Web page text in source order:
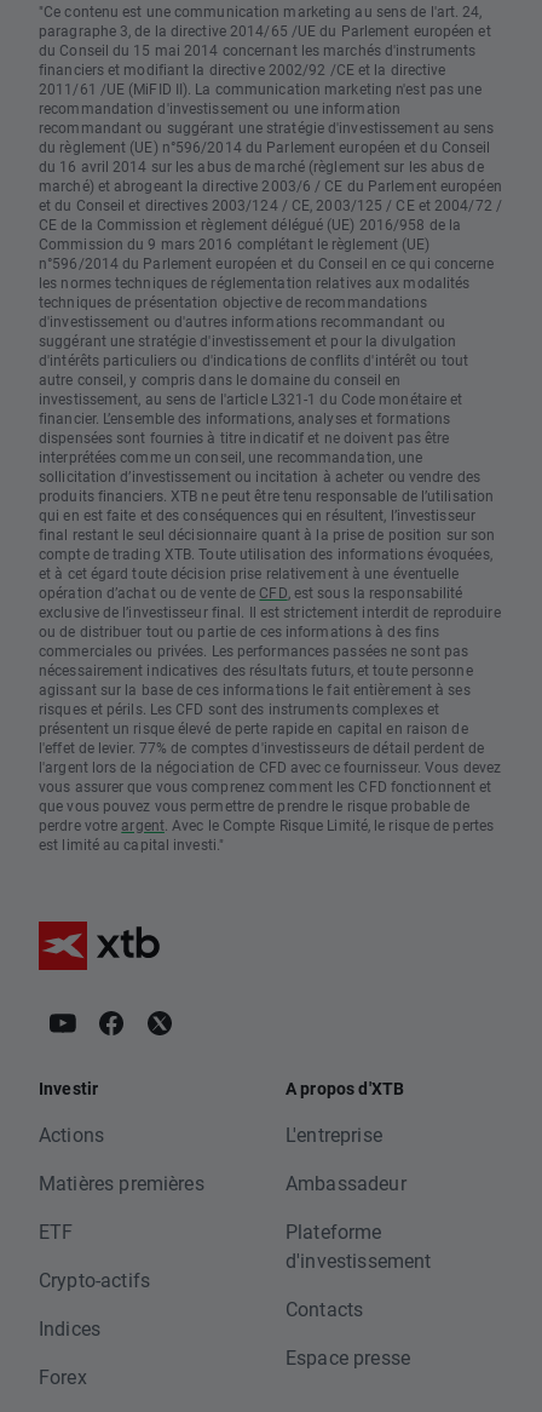
"Ce contenu est une communication marketing au sens de l'art. 24,
paragraphe 3, de la directive 2014/65 /UE du Parlement européen et
du Conseil du 15 mai 2014 concernant les marchés d'instruments
financiers et modifiant la directive 2002/92 /CE et la directive
2011/61 /UE (MiFID II). La communication marketing n'est pas une
recommandation d'investissement ou une information
recommandant ou suggérant une stratégie d'investissement au sens
du règlement (UE) n°596/2014 du Parlement européen et du Conseil
du 16 avril 2014 sur les abus de marché (règlement sur les abus de
marché) et abrogeant la directive 2003/6 / CE du Parlement européen
et du Conseil et directives 2003/124 / CE, 2003/125 / CE et 2004/72 /
CE de la Commission et règlement délégué (UE) 2016/958 de la
Commission du 9 mars 2016 complétant le règlement (UE)
n°596/2014 du Parlement européen et du Conseil en ce qui concerne
les normes techniques de réglementation relatives aux modalités
techniques de présentation objective de recommandations
d'investissement ou d'autres informations recommandant ou
suggérant une stratégie d'investissement et pour la divulgation
d'intérêts particuliers ou d'indications de conflits d'intérêt ou tout
autre conseil, y compris dans le domaine du conseil en
investissement, au sens de l'article L321-1 du Code monétaire et
financier. L’ensemble des informations, analyses et formations
dispensées sont fournies à titre indicatif et ne doivent pas être
interprétées comme un conseil, une recommandation, une
sollicitation d’investissement ou incitation à acheter ou vendre des
produits financiers. XTB ne peut être tenu responsable de l’utilisation
qui en est faite et des conséquences qui en résultent, l’investisseur
final restant le seul décisionnaire quant à la prise de position sur son
compte de trading XTB. Toute utilisation des informations évoquées,
et à cet égard toute décision prise relativement à une éventuelle
opération d’achat ou de vente de CFD , est sous la responsabilité
exclusive de l’investisseur final. Il est strictement interdit de reproduire
ou de distribuer tout ou partie de ces informations à des fins
commerciales ou privées. Les performances passées ne sont pas
nécessairement indicatives des résultats futurs, et toute personne
agissant sur la base de ces informations le fait entièrement à ses
risques et périls. Les CFD sont des instruments complexes et
présentent un risque élevé de perte rapide en capital en raison de
l'effet de levier. 77% de comptes d'investisseurs de détail perdent de
l'argent lors de la négociation de CFD avec ce fournisseur. Vous devez
vous assurer que vous comprenez comment les CFD fonctionnent et
que vous pouvez vous permettre de prendre le risque probable de
perdre votre argent. Avec le Compte Risque Limité, le risque de pertes
est limité au capital investi."
Investir
Actions
Matières premières
ETF
Crypto-actifs
Indices
Forex
A propos d'XTB
L'entreprise
Ambassadeur
Plateforme
d'investissement
Contacts
Espace presse